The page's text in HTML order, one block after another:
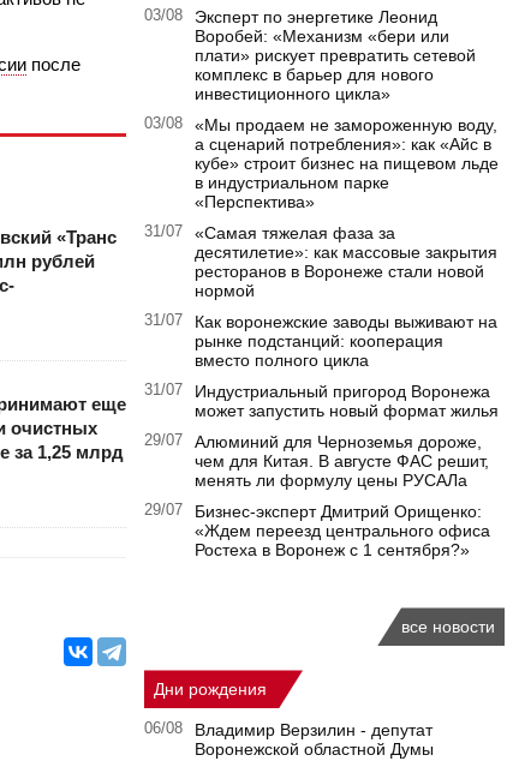
после
«Транс
рублей
еще
очистных
за 1,25 млрд
03/08
Эксперт по энергетике Леонид
Воробей: «Механизм «бери или
плати» рискует превратить сетевой
комплекс в барьер для нового
инвестиционного цикла»
03/08
«Мы продаем не замороженную воду,
а сценарий потребления»: как «Айс в
кубе» строит бизнес на пищевом льде
в индустриальном парке
«Перспектива»
31/07
«Самая тяжелая фаза за
десятилетие»: как массовые закрытия
ресторанов в Воронеже стали новой
нормой
31/07
Как воронежские заводы выживают на
рынке подстанций: кооперация
вместо полного цикла
31/07
Индустриальный пригород Воронежа
может запустить новый формат жилья
29/07
Алюминий для Черноземья дороже,
чем для Китая. В августе ФАС решит,
менять ли формулу цены РУСАЛа
29/07
Бизнес-эксперт Дмитрий Орищенко:
«Ждем переезд центрального офиса
Ростеха в Воронеж с 1 сентября?»
все новости
Дни рождения
06/08
Владимир Верзилин - депутат
Воронежской областной Думы